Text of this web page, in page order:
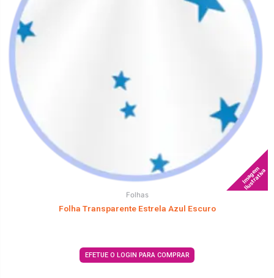
Imagem
Ilustrativa
Folhas
Folha Transparente Estrela Azul Escuro
EFETUE O LOGIN PARA COMPRAR